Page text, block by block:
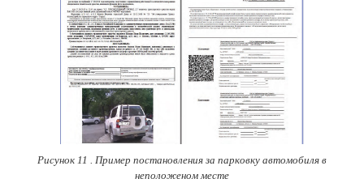
Рисунок 11 . Пример постановления за парковку автомобиля в
неположеном месте